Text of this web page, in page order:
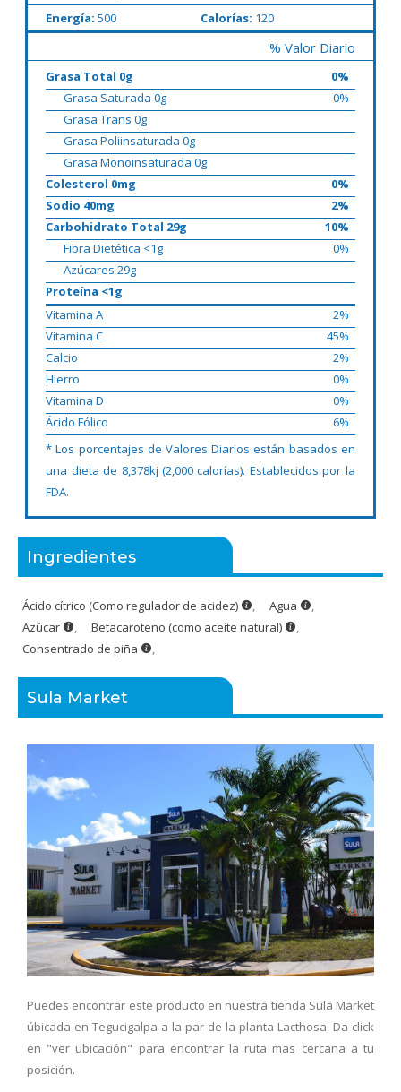
Energía: 500 Calorías: 120
% Valor Diario
Grasa Total 0g
0%
Grasa Saturada 0g
0%
Grasa Trans 0g
Grasa Poliinsaturada 0g
Grasa Monoinsaturada 0g
Colesterol 0mg
0%
Sodio 40mg
2%
Carbohidrato Total 29g
10%
Fibra Dietética <1g
0%
Azúcares 29g
Proteína <1g
Vitamina A
2%
Vitamina C
45%
Calcio
2%
Hierro
0%
Vitamina D
0%
Ácido Fólico
6%
* Los porcentajes de Valores Diarios están basados en
una dieta de 8,378kj (2,000 calorías). Establecidos por la
FDA.
Ingredientes
Ácido cítrico (Como regulador de acidez) , Agua
,
Azúcar
, Betacaroteno (como aceite natural)
,
Consentrado de piña
,
Sula Market
Puedes encontrar este producto en nuestra tienda Sula Market
úbicada en Tegucigalpa a la par de la planta Lacthosa. Da click
en "ver ubicación" para encontrar la ruta mas cercana a tu
posición.